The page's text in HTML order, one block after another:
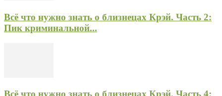
Всё что нужно знать о близнецах Крэй. Часть 2:
Пик криминальной...